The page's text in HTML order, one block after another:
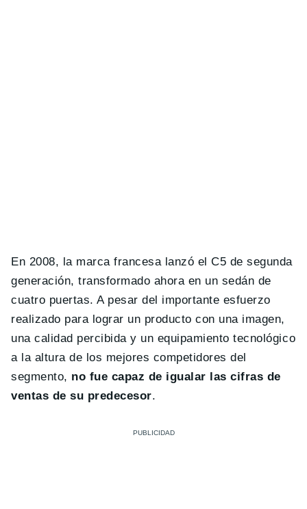
En 2008, la marca francesa lanzó el C5 de segunda
generación, transformado ahora en un sedán de
cuatro puertas. A pesar del importante esfuerzo
realizado para lograr un producto con una imagen,
una calidad percibida y un equipamiento tecnológico
a la altura de los mejores competidores del
segmento, no fue capaz de igualar las cifras de
ventas de su predecesor.